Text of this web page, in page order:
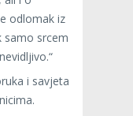
odlomak iz
samo srcem
i savjeta